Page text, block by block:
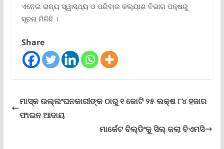
ଏନେଇ ରାଜ୍ୟ ସ୍ୱାସ୍ଥ୍ୟ ଓ ପରିବାର କଲ୍ୟାଣ ବିଭାଗ ପକ୍ଷରୁ
ସୂଚନା ମିଳିଛି ।
Share
ମାସ୍କ ଉଲ୍ଲଂଘନକାରୀଙ୍କ ଠାରୁ ୧ କୋଟି ୨୫ ଲକ୍ଷ ୮୪ ହଜାର
ଫାଇନ ଆଦାୟ
ମାର୍କେଟ ବିଲ୍ଡିଂକୁ ସିଲ୍ କଲା ବିଏମସି